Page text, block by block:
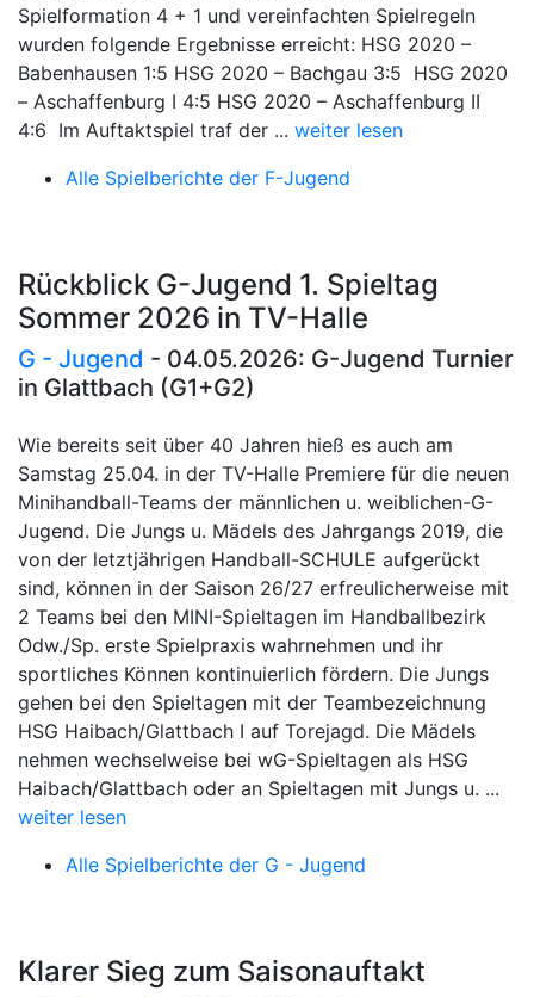
Spielformation 4 + 1 und vereinfachten Spielregeln
wurden folgende Ergebnisse erreicht: HSG 2020 –
Babenhausen 1:5 HSG 2020 – Bachgau 3:5 HSG 2020
– Aschaffenburg I 4:5 HSG 2020 – Aschaffenburg II
4:6 Im Auftaktspiel traf der ... weiter lesen
Alle Spielberichte der F-Jugend
Rückblick G-Jugend 1. Spieltag
Sommer 2026 in TV-Halle
G - Jugend - 04.05.2026: G-Jugend Turnier
in Glattbach (G1+G2)
Wie bereits seit über 40 Jahren hieß es auch am
Samstag 25.04. in der TV-Halle Premiere für die neuen
Minihandball-Teams der männlichen u. weiblichen-G-
Jugend. Die Jungs u. Mädels des Jahrgangs 2019, die
von der letztjährigen Handball-SCHULE aufgerückt
sind, können in der Saison 26/27 erfreulicherweise mit
2 Teams bei den MINI-Spieltagen im Handballbezirk
Odw./Sp. erste Spielpraxis wahrnehmen und ihr
sportliches Können kontinuierlich fördern. Die Jungs
gehen bei den Spieltagen mit der Teambezeichnung
HSG Haibach/Glattbach I auf Torejagd. Die Mädels
nehmen wechselweise bei wG-Spieltagen als HSG
Haibach/Glattbach oder an Spieltagen mit Jungs u. ...
weiter lesen
Alle Spielberichte der G - Jugend
Klarer Sieg zum Saisonauftakt